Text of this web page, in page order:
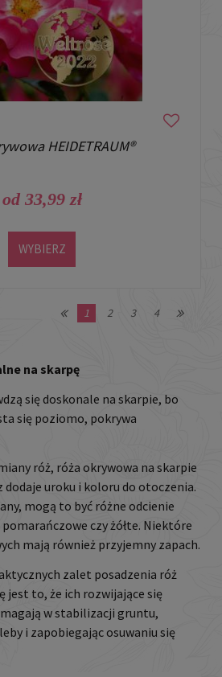
HEIDETRAUM®
od 33,99 zł
WYBIERZ
1 2 3 4
na skarpę
się doskonale na skarpie, bo
się poziomo, pokrywa
róż, róża okrywowa na skarpie
uroku i koloru do otoczenia.
mogą to być różne odcienie
pomarańczowe czy żółte. Niektóre
mają również przyjemny zapach.
zalet posadzenia róż
jest to, że ich rozwijające się
w stabilizacji gruntu,
i zapobiegając osuwaniu się